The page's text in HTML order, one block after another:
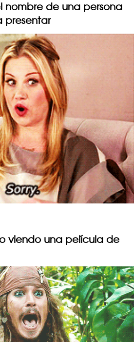
nombre de una persona
presentar
viendo una película de